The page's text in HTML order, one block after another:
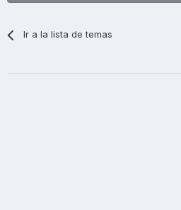
Ir a la lista de temas